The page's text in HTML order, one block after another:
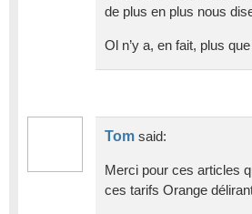
de plus en plus nous
Ol n’y a, en fait, plus
Tom said:
Merci pour ces articles
ces tarifs Orange